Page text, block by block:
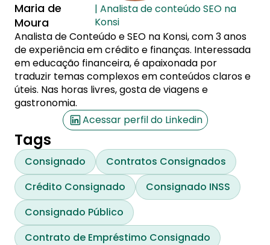
Maria de
Moura
| Analista de conteúdo SEO na
Konsi
Analista de Conteúdo e SEO na Konsi, com 3 anos
de experiência em crédito e finanças. Interessada
em educação financeira, é apaixonada por
traduzir temas complexos em conteúdos claros e
úteis. Nas horas livres, gosta de viagens e
gastronomia.
Acessar perfil do Linkedin
Tags
Consignado
Contratos Consignados
Crédito Consignado
Consignado INSS
Consignado Público
Contrato de Empréstimo Consignado